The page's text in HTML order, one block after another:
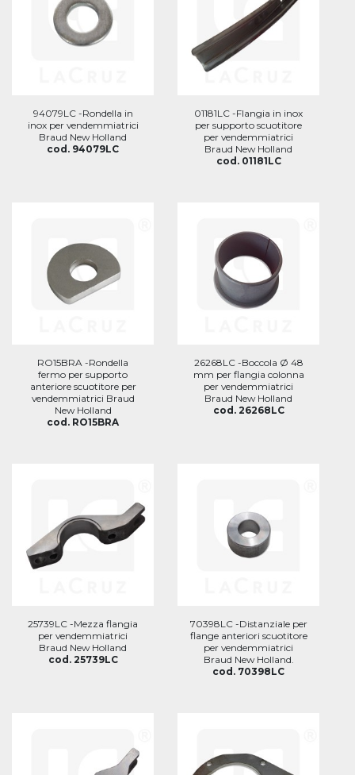
94079LC -Rondella in
inox per vendemmiatrici
Braud New Holland
cod. 94079LC
01181LC -Flangia in inox
per supporto scuotitore
per vendemmiatrici
Braud New Holland
cod. 01181LC
RO15BRA -Rondella
fermo per supporto
anteriore scuotitore per
vendemmiatrici Braud
New Holland
cod. RO15BRA
26268LC -Boccola Ø 48
mm per flangia colonna
per vendemmiatrici
Braud New Holland
cod. 26268LC
25739LC -Mezza flangia
per vendemmiatrici
Braud New Holland
cod. 25739LC
70398LC -Distanziale per
flange anteriori scuotitore
per vendemmiatrici
Braud New Holland.
cod. 70398LC